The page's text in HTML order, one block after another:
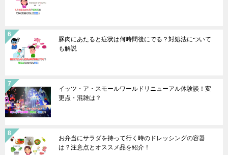
豚肉にあたると症状は何時間後にでる？対処法について
も解説
イッツ・ア・スモールワールドリニューアル体験談！変
更点・混雑は？
お弁当にサラダを持って行く時のドレッシングの容器
は？注意点とオススメ品を紹介！